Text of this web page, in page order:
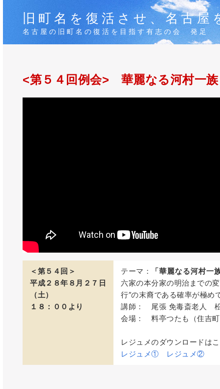
旧町名を復活させ、名古
名古屋の旧町名の復活を目指す有志の会 発足
<第５４回例会> 華麗なる河村一族
＜第５４回＞
平成２８年８月２７日
（土）
１８：００より
テーマ：
「華麗なる河村一
六家の本分家の明治までの
行″の末裔である確率が極め
講師： 尾張 免毒斎老人
会場： 料亭つたも（住吉
レジュメのダウンロードは
レジュメ①
レジュメ②